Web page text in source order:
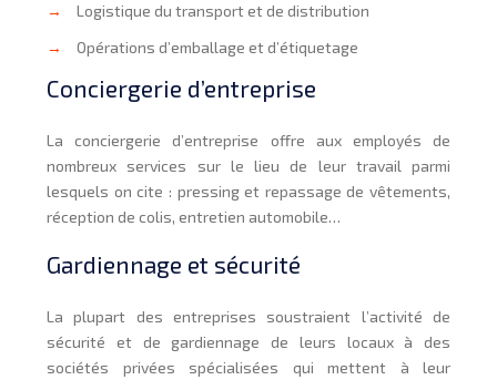
→
Logistique du transport et de distribution
→
Opérations d’emballage et d’étiquetage
Conciergerie d’entreprise
La conciergerie d’entreprise offre aux employés de
nombreux services sur le lieu de leur travail parmi
lesquels on cite : pressing et repassage de vêtements,
réception de colis, entretien automobile…
Gardiennage et sécurité
La plupart des entreprises soustraient l’activité de
sécurité et de gardiennage de leurs locaux à des
sociétés privées spécialisées qui mettent à leur